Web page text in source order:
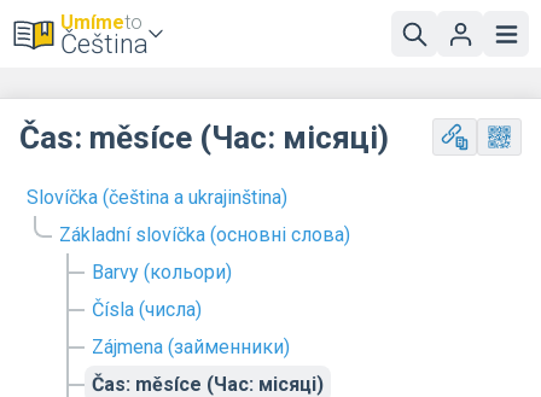
Umímeto
Čeština
Slovíčka (čeština a ukrajinština)
Základní slovíčka (основні слова)
Barvy (кольори)
Čísla (числа)
Zájmena (займенники)
Čas: měsíce (Час: місяці)
Čas: měsíce (Час: місяці)